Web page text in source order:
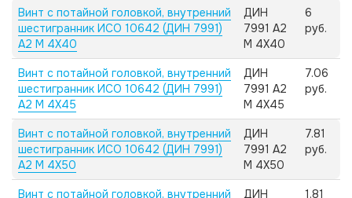
Винт с потайной головкой, внутренний
шестигранник ИСО 10642 (ДИН 7991)
А2 M 4X40
ДИН
7991 А2
M 4X40
6
руб.
Винт с потайной головкой, внутренний
шестигранник ИСО 10642 (ДИН 7991)
А2 M 4X45
ДИН
7991 А2
M 4X45
7.06
руб.
Винт с потайной головкой, внутренний
шестигранник ИСО 10642 (ДИН 7991)
А2 M 4X50
ДИН
7991 А2
M 4X50
7.81
руб.
Винт с потайной головкой, внутренний ДИН 1.81